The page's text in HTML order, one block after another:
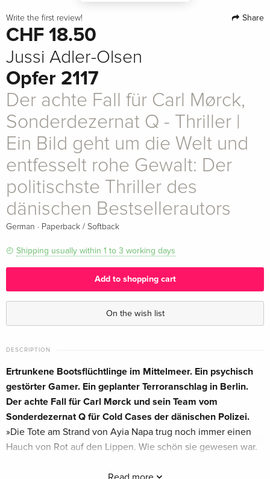
Write the first review! Share
CHF 18.50
Jussi Adler-Olsen
Opfer 2117
Der achte Fall für Carl Mørck,
Sonderdezernat Q - Thriller |
Ein Bild geht um die Welt und
entfesselt rohe Gewalt: Der
politischste Thriller des
dänischen Bestsellerautors
German · Paperback / Softback
Shipping usually within 1 to 3 working days
Add to shopping cart
On the wish list
DESCRIPTION
Ertrunkene Bootsflüchtlinge im Mittelmeer. Ein psychisch
gestörter Gamer. Ein geplanter Terroranschlag in Berlin.
Der achte Fall für Carl Mørck und sein Team vom
Sonderdezernat Q für Cold Cases der dänischen Polizei.
»Die Tote am Strand von Ayia Napa trug noch immer einen
Hauch von Rot auf den Lippen. Wie schön sie gewesen war.